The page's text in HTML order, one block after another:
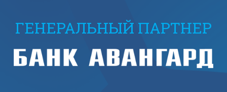
ГЕНЕРАЛЬНЫЙ ПАРТНЕР